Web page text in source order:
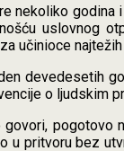
nekoliko
uslovnog
učinioce
devedesetih
o ljudskim
pogotovo
u pritvoru bez